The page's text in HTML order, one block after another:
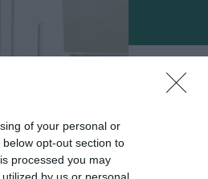
of your personal or
opt-out section to
processed you may